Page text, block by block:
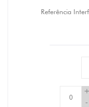
Referência
+
-